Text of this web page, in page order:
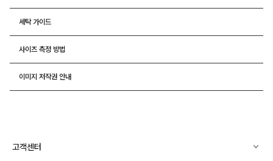
세탁 가이드
사이즈 측정 방법
이미지 저작권 안내
고객센터